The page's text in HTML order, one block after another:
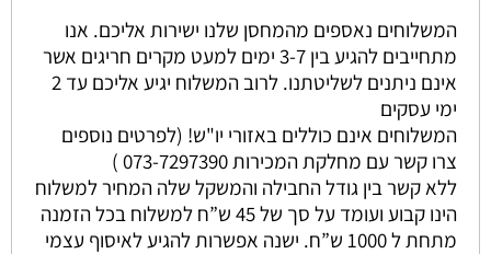
המשלוחים נאספים מהמחסן שלנו ישירות אליכם. אנו
מתחייבים להגיע בין 3-7 ימים למעט מקרים חריגים אשר
אינם ניתנים לשליטתנו. לרוב המשלוח יגיע אליכם עד 2
ימי עסקים
המשלוחים אינם כוללים באזורי יו"ש! (לפרטים נוספים
צרו קשר עם מחלקת המכירות 073-7297390 )
ללא קשר בין גודל החבילה והמשקל שלה המחיר למשלוח
הינו קבוע ועומד על סך של 45 ש”ח למשלוח בכל הזמנה
מתחת ל 1000 ש”ח. ישנה אפשרות להגיע לאיסוף עצמי